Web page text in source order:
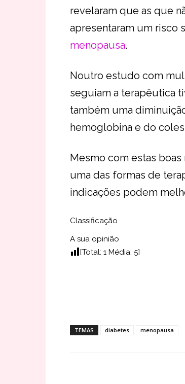
revelaram que as que
apresentaram um risco
menopausa.
Noutro estudo com
seguiam a terapêutica
também uma
hemoglobina e do
Mesmo com estas
uma das formas de
indicações podem
Classificação
A sua opinião
[Total: 1 Média: 5]
TEMAS diabetes menopausa